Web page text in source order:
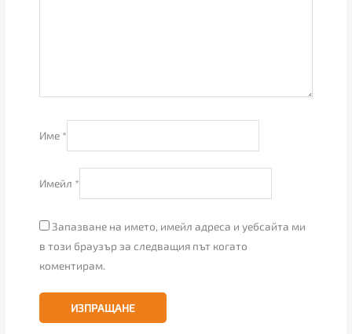
Име *
Имейл *
Запазване на името, имейл адреса и уебсайта ми
в този браузър за следващия път когато
коментирам.